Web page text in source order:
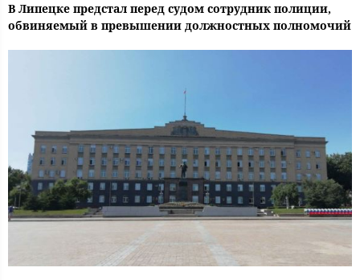
В Липецке предстал перед судом сотрудник полиции,
обвиняемый в превышении должностных полномочий